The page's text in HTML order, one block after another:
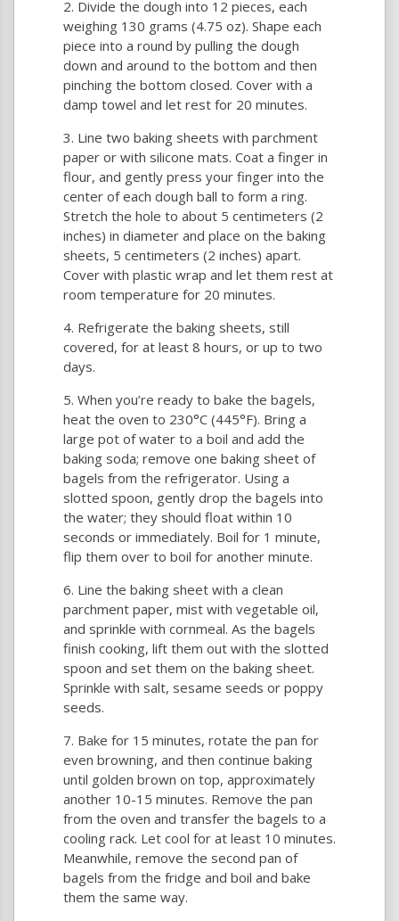
Divide the dough into 12 pieces, each
weighing 130 grams (4.75 oz). Shape each
piece into a round by pulling the dough
down and around to the bottom and then
pinching the bottom closed. Cover with a
damp towel and let rest for 20 minutes.
Line two baking sheets with parchment
paper or with silicone mats. Coat a finger in
flour, and gently press your finger into the
center of each dough ball to form a ring.
Stretch the hole to about 5 centimeters (2
inches) in diameter and place on the baking
sheets, 5 centimeters (2 inches) apart.
Cover with plastic wrap and let them rest at
room temperature for 20 minutes.
Refrigerate the baking sheets, still
covered, for at least 8 hours, or up to two
days.
When you’re ready to bake the bagels,
heat the oven to 230°C (445°F). Bring a
large pot of water to a boil and add the
baking soda; remove one baking sheet of
bagels from the refrigerator. Using a
slotted spoon, gently drop the bagels into
the water; they should float within 10
seconds or immediately. Boil for 1 minute,
flip them over to boil for another minute.
Line the baking sheet with a clean
parchment paper, mist with vegetable oil,
and sprinkle with cornmeal. As the bagels
finish cooking, lift them out with the slotted
spoon and set them on the baking sheet.
Sprinkle with salt, sesame seeds or poppy
seeds.
Bake for 15 minutes, rotate the pan for
even browning, and then continue baking
until golden brown on top, approximately
another 10-15 minutes. Remove the pan
from the oven and transfer the bagels to a
cooling rack. Let cool for at least 10 minutes.
Meanwhile, remove the second pan of
bagels from the fridge and boil and bake
them the same way.